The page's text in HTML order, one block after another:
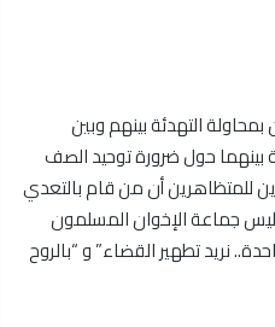
التهدئة بينهم وبين
حول ضرورة توحيد الصف
للمتظاهرين أن من قام بالتعدي
جماعة الإخوان المسلمون
نريد تطهير القضاء” و “بالروح